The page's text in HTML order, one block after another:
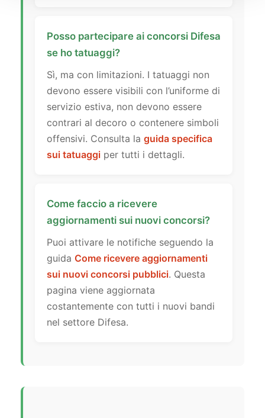
Posso partecipare ai concorsi Difesa
se ho tatuaggi?
Sì, ma con limitazioni. I tatuaggi non
devono essere visibili con l’uniforme di
servizio estiva, non devono essere
contrari al decoro o contenere simboli
offensivi. Consulta la guida specifica
sui tatuaggi per tutti i dettagli.
Come faccio a ricevere
aggiornamenti sui nuovi concorsi?
Puoi attivare le notifiche seguendo la
guida Come ricevere aggiornamenti
sui nuovi concorsi pubblici. Questa
pagina viene aggiornata
costantemente con tutti i nuovi bandi
nel settore Difesa.